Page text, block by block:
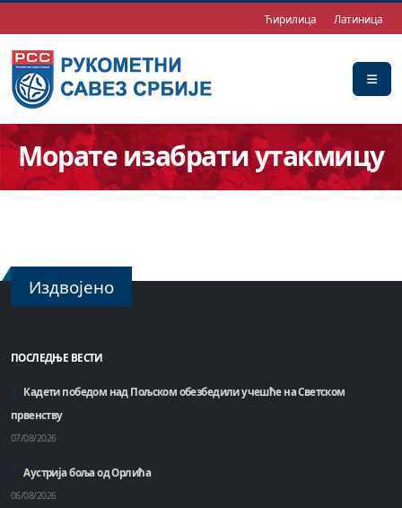
Ћирилица Латиница
Морате изабрати утакмицу
Издвојено
ПОСЛЕДЊЕ ВЕСТИ
Кадети победом над Пољском обезбедили учешће на Светском
првенству
07/08/2026
Аустрија боља од Орлића
06/08/2026